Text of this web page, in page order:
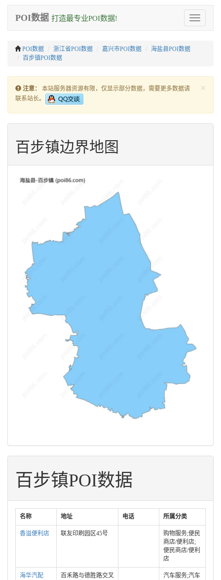
Toggle
navigation
POI数据 打造最专业POI数据!
POI数据 浙江省POI数据 嘉兴市POI数据
海盐县POI数据
百步镇POI数据
×
注意：
本站服务器资源有限，仅显示部分数据，需要更多数据请
联系站长。
百步镇边界地图
百步镇POI数据
名称 地址 电话 所属分类
香溢便利店 联友印刷园区45号
购物服务;便民
商店/便利店;
便民商店/便利
店
海华汽配
百禾路与德胜路交叉
汽车服务;汽车